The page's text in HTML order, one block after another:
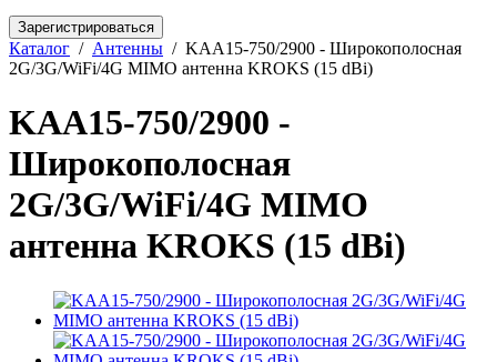
Зарегистрироваться
Каталог / Антенны / KAA15-750/2900 - Широкополосная
2G/3G/WiFi/4G MIMO антенна KROKS (15 dBi)
KAA15-750/2900 -
Широкополосная
2G/3G/WiFi/4G MIMO
антенна KROKS (15 dBi)